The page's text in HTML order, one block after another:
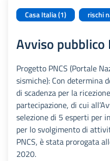
Casa Italia (1) rischi
Avviso pubblico
Progetto PNCS (Portale
sismiche): Con determina
di scadenza per la
partecipazione, di cui
selezione di 5 esperti per
per lo svolgimento di
PNCS, è stata prorogata
2020.